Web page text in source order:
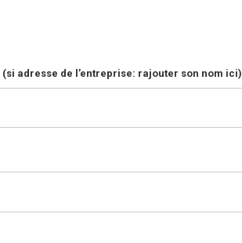
(si adresse de l’entreprise: rajouter son nom ici)